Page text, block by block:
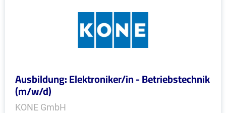
Ausbildung: Elektroniker/in - Betriebstechnik
(m/w/d)
KONE GmbH